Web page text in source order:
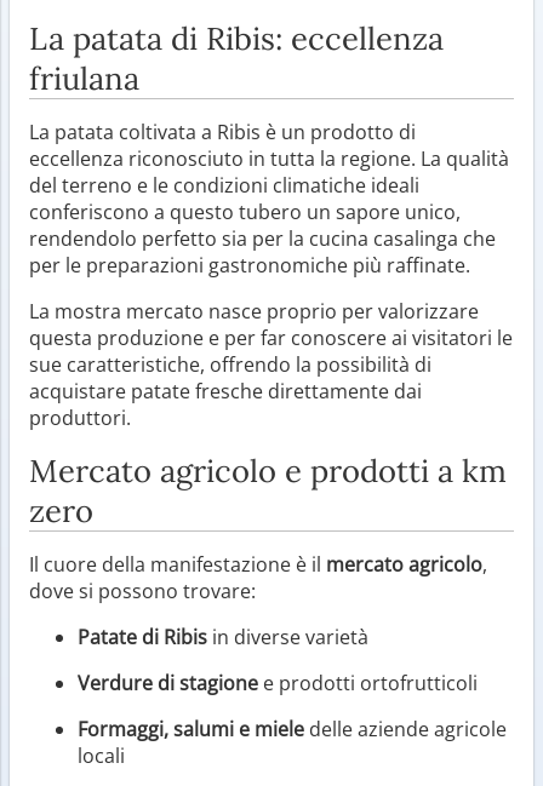
La patata di Ribis: eccellenza
friulana
La patata coltivata a Ribis è un prodotto di
eccellenza riconosciuto in tutta la regione. La qualità
del terreno e le condizioni climatiche ideali
conferiscono a questo tubero un sapore unico,
rendendolo perfetto sia per la cucina casalinga che
per le preparazioni gastronomiche più raffinate.
La mostra mercato nasce proprio per valorizzare
questa produzione e per far conoscere ai visitatori le
sue caratteristiche, offrendo la possibilità di
acquistare patate fresche direttamente dai
produttori.
Mercato agricolo e prodotti a km
zero
Il cuore della manifestazione è il mercato agricolo,
dove si possono trovare:
Patate di Ribis in diverse varietà
Verdure di stagione e prodotti ortofrutticoli
Formaggi, salumi e miele delle aziende agricole
locali